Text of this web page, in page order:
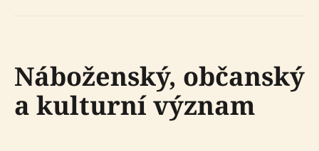
Náboženský, občanský
a kulturní význam